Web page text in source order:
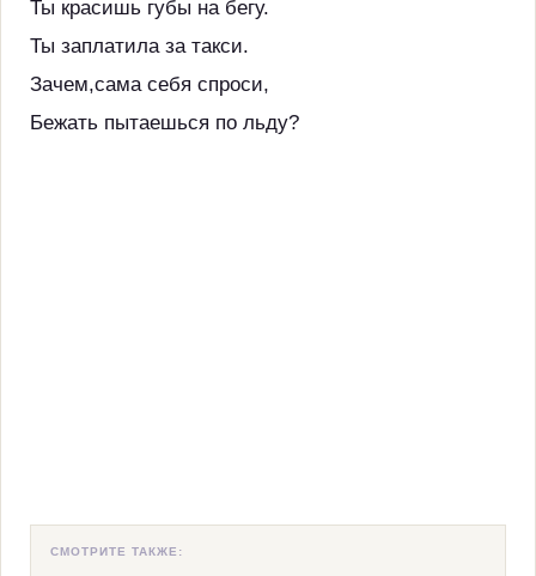
Ты красишь губы на бегу.
Ты заплатила за такси.
Зачем,сама себя спроси,
Бежать пытаешься по льду?
СМОТРИТЕ ТАКЖЕ: